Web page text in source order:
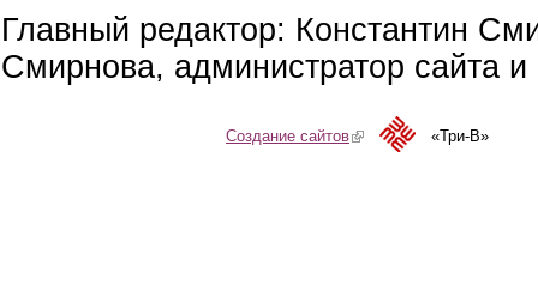
Главный редактор: Константин
Смирнова, администратор сайта
Создание сайтов(link is external)«Три-В»